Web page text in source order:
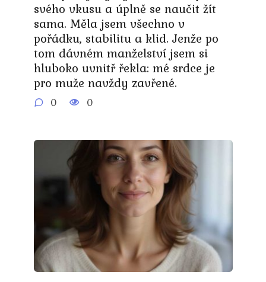
svého vkusu a úplně se naučit žít
sama. Měla jsem všechno v
pořádku, stabilitu a klid. Jenže po
tom dávném manželství jsem si
hluboko uvnitř řekla: mé srdce je
pro muže navždy zavřené.
0 0